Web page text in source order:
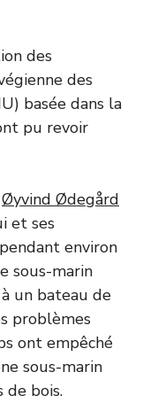
des
des
basée dans la
pu revoir
Øyvind Ødegård
et ses
environ
sous-marin
un bateau de
problèmes
ont empêché
sous-marin
de bois.